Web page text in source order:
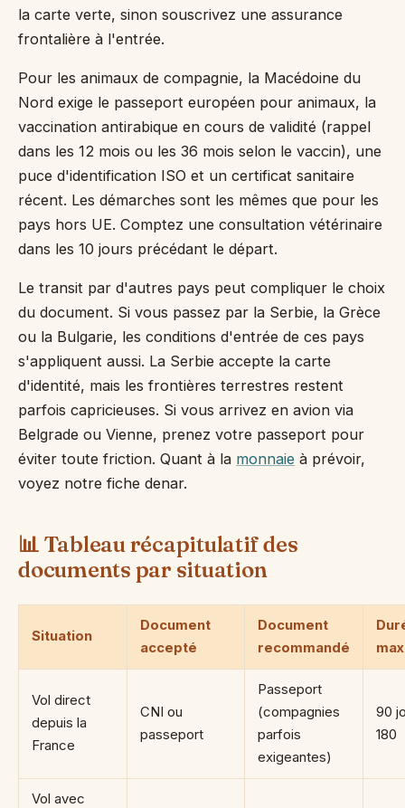
la carte verte, sinon souscrivez une assurance
frontalière à l'entrée.
Pour les animaux de compagnie, la Macédoine du
Nord exige le passeport européen pour animaux, la
vaccination antirabique en cours de validité (rappel
dans les 12 mois ou les 36 mois selon le vaccin), une
puce d'identification ISO et un certificat sanitaire
récent. Les démarches sont les mêmes que pour les
pays hors UE. Comptez une consultation vétérinaire
dans les 10 jours précédant le départ.
Le transit par d'autres pays peut compliquer le choix
du document. Si vous passez par la Serbie, la Grèce
ou la Bulgarie, les conditions d'entrée de ces pays
s'appliquent aussi. La Serbie accepte la carte
d'identité, mais les frontières terrestres restent
parfois capricieuses. Si vous arrivez en avion via
Belgrade ou Vienne, prenez votre passeport pour
éviter toute friction. Quant à la monnaie à prévoir,
voyez notre fiche denar.
📊 Tableau récapitulatif des
documents par situation
Situation
Document
accepté
Document
recommandé
Vol direct
depuis la
France
CNI ou
passeport
Passeport
(compagnies
parfois
exigeantes)
90
180
Vol avec